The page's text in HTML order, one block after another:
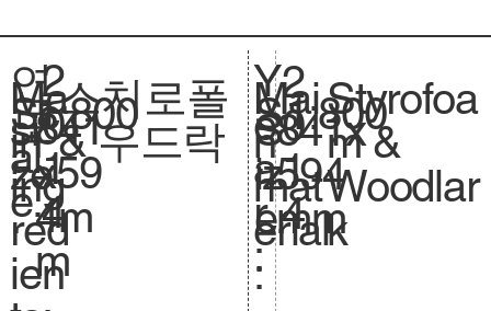
연
도
:
2
0
1
4
Ma
in
ing
red
ien
Sc
al
e.
스치로폴
& 우드락
1:800
si
ze
.
841
x59
4m
m
Y
e
a
r
:
Mai
n
mat
erial
:
S
.
S
iz
e.
2
0
1
4
1:800
841x
594
mm
Styrofoa
m &
Woodlar
k